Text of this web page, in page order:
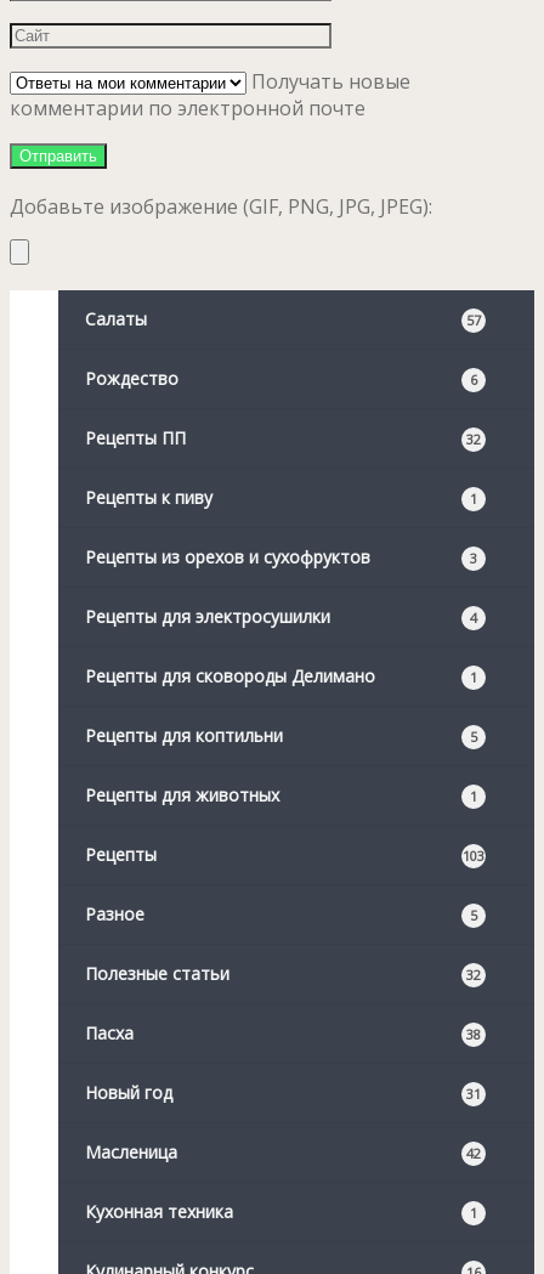
Получать новые
комментарии по электронной почте
Добавьте изображение (GIF, PNG, JPG, JPEG):
Салаты 57
Рождество 6
Рецепты ПП 32
Рецепты к пиву 1
Рецепты из орехов и сухофруктов 3
Рецепты для электросушилки 4
Рецепты для сковороды Делимано 1
Рецепты для коптильни 5
Рецепты для животных 1
Рецепты 103
Разное 5
Полезные статьи 32
Пасха 38
Новый год 31
Масленица 42
Кухонная техника 1